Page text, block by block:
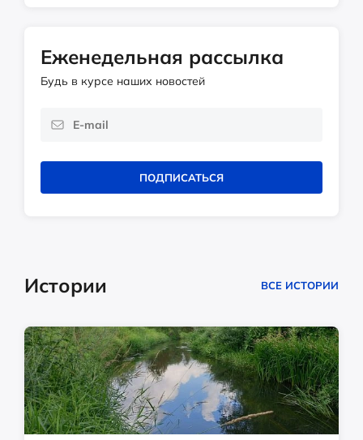
Еженедельная рассылка
Будь в курсе наших новостей
ПОДПИСАТЬСЯ
Истории ВСЕ ИСТОРИИ